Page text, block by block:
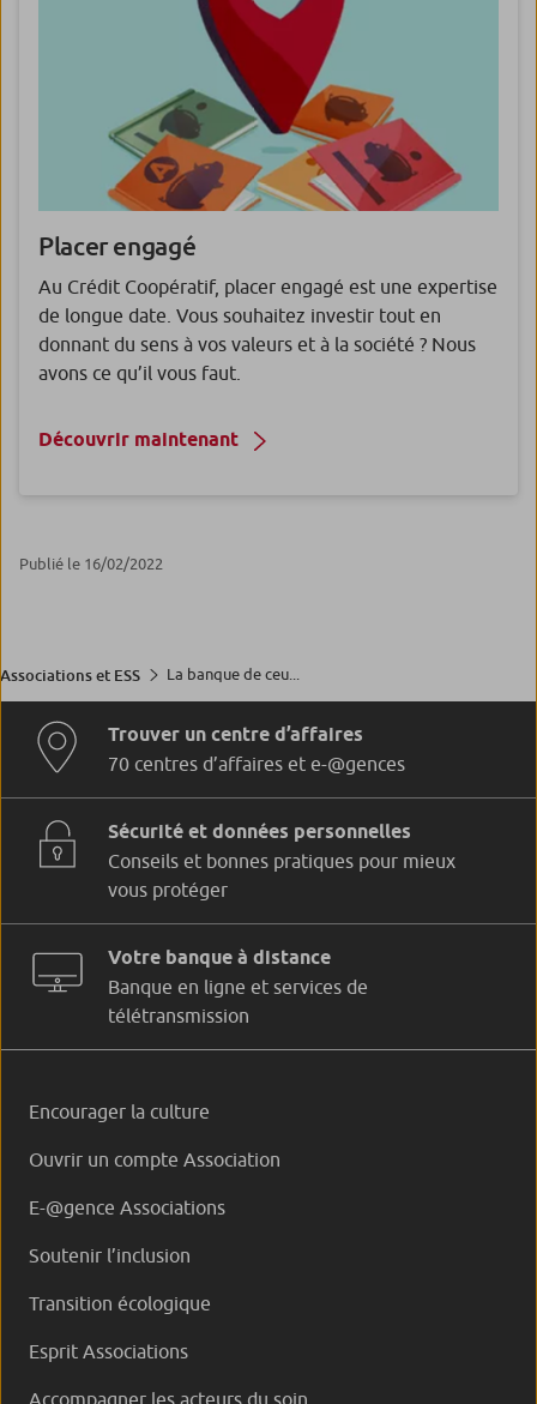
Placer engagé
Au Crédit Coopératif, placer engagé est une expertise
de longue date. Vous souhaitez investir tout en
donnant du sens à vos valeurs et à la société ? Nous
avons ce qu’il vous faut.
Découvrir maintenant
Publié le 16/02/2022
Associations et ESS La banque de ceu...
Trouver un centre d’affaires
70 centres d’affaires et e-@gences
Sécurité et données personnelles
Conseils et bonnes pratiques pour mieux
vous protéger
Votre banque à distance
Banque en ligne et services de
télétransmission
Encourager la culture
Ouvrir un compte Association
E-@gence Associations
Soutenir l’inclusion
Transition écologique
Esprit Associations
Accompagner les acteurs du soin